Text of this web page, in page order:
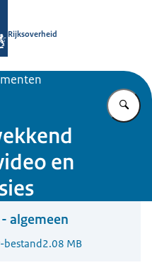
Rijksoverheid
en
algemeen
bestand2.08 MB